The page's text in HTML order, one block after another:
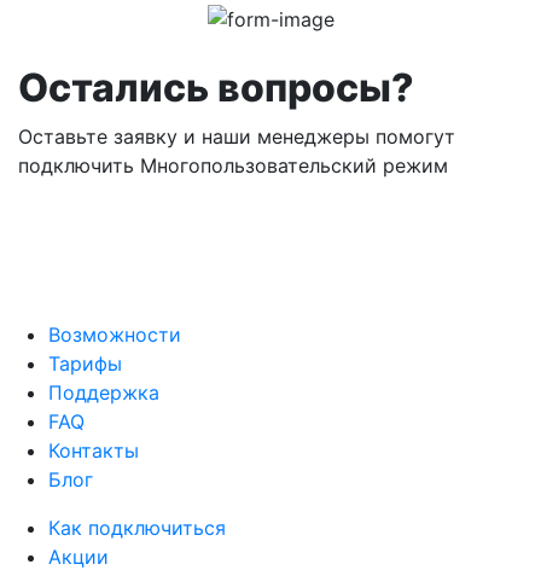
Остались вопросы?
Оставьте заявку и наши менеджеры помогут
подключить Многопользовательский режим
Возможности
Тарифы
Поддержка
FAQ
Контакты
Блог
Как подключиться
Акции